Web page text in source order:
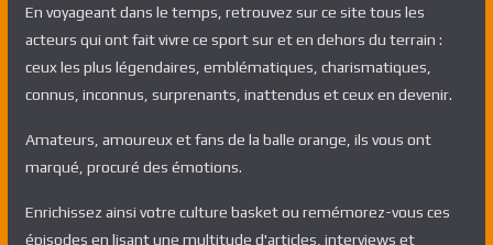
En voyageant dans le temps, retrouvez sur ce site tous les
acteurs qui ont fait vivre ce sport sur et en dehors du terrain :
ceux les plus légendaires, emblématiques, charismatiques,
connus, inconnus, surprenants, inattendus et ceux en devenir.
Amateurs, amoureux et fans de la balle orange, ils vous ont
marqué, procuré des émotions.
Enrichissez ainsi votre culture basket ou remémorez-vous ces
épisodes en lisant une multitude d'articles, interviews et